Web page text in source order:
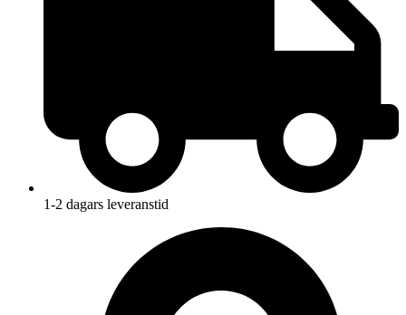
1-2 dagars leveranstid